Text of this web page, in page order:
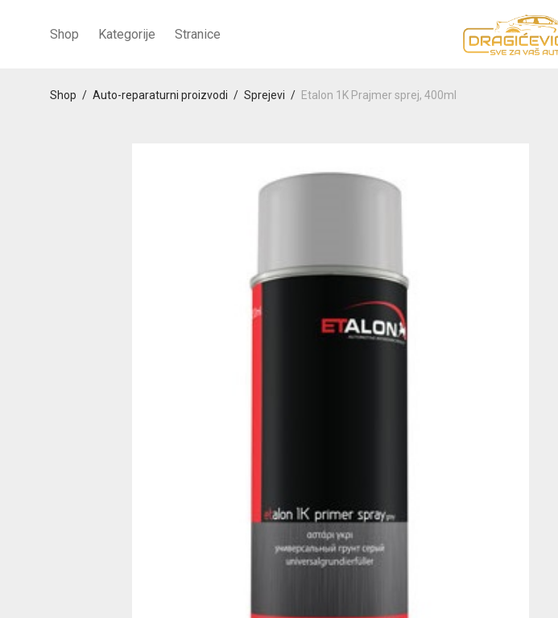
Shop Kategorije Stranice
Shop / Auto-reparaturni proizvodi / Sprejevi / Etalon 1K Prajmer sprej, 400ml